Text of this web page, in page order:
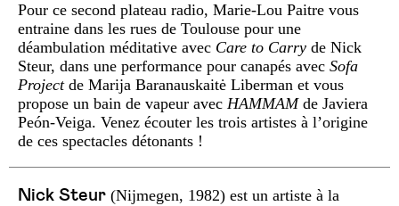
Pour ce second plateau radio, Marie-Lou Paitre vous
entraine dans les rues de Toulouse pour une
déambulation méditative avec Care to Carry de Nick
Steur, dans une performance pour canapés avec Sofa
Projectde Marija Baranauskaitė Liberman et vous
propose un bain de vapeur avec HAMMAMde Javiera
Peón-Veiga. Venez écouter les trois artistes à l’origine
de ces spectacles détonants !
Nick Steur (Nijmegen, 1982) est un artiste à la